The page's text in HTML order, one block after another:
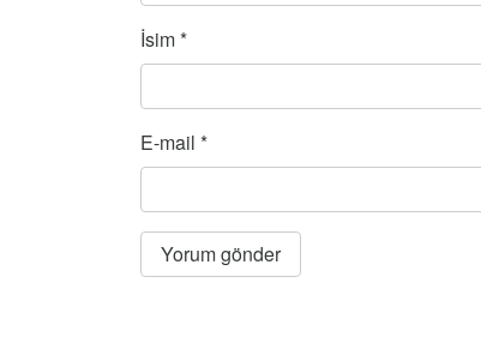
İsim*
E-mail *